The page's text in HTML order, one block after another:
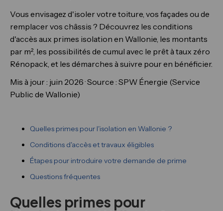
Vous envisagez d'isoler votre toiture, vos façades ou de
remplacer vos châssis ? Découvrez les conditions
d'accès aux primes isolation en Wallonie, les montants
par m², les possibilités de cumul avec le prêt à taux zéro
Rénopack, et les démarches à suivre pour en bénéficier.
Mis à jour : juin 2026 · Source : SPW Énergie (Service
Public de Wallonie)
Quelles primes pour l'isolation en Wallonie ?
Conditions d'accès et travaux éligibles
Étapes pour introduire votre demande de prime
Questions fréquentes
Quelles primes pour